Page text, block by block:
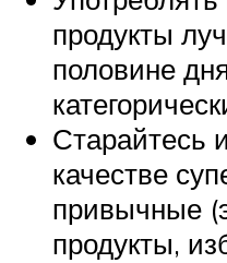
продукты
половине
Старайтесь
качестве
привычные
продукты,